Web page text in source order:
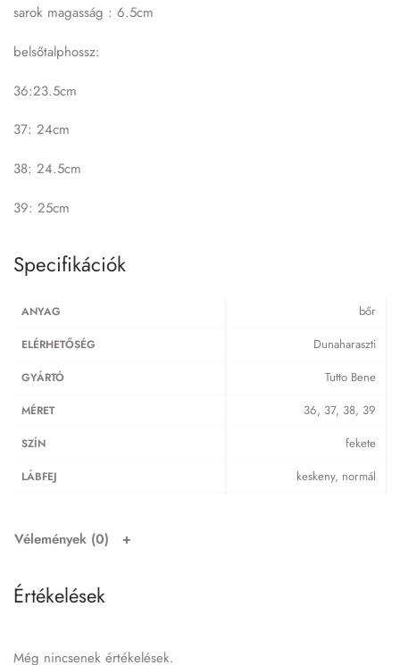
sarok magasság : 6.5cm
belsőtalphossz:
36:23.5cm
37: 24cm
38: 24.5cm
39: 25cm
Specifikációk
ANYAG bőr
ELÉRHETŐSÉG Dunaharaszti
GYÁRTÓ Tutto Bene
MÉRET 36, 37, 38, 39
SZÍN fekete
LÁBFEJ keskeny, normál
Vélemények (0)
Értékelések
Még nincsenek értékelések.